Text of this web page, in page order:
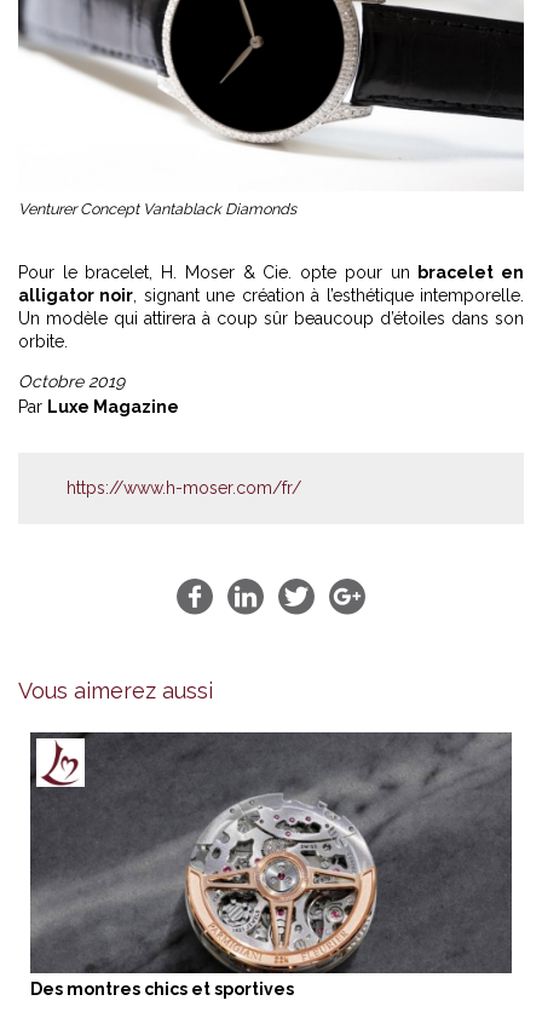
Venturer Concept Vantablack Diamonds
Pour le bracelet, H. Moser & Cie. opte pour un bracelet en
alligator noir , signant une création à l’esthétique intemporelle.
Un modèle qui attirera à coup sûr beaucoup d’étoiles dans son
orbite.
Octobre 2019
Par Luxe Magazine
https://www.h-moser.com/fr/
Vous aimerez aussi
Des montres chics et sportives